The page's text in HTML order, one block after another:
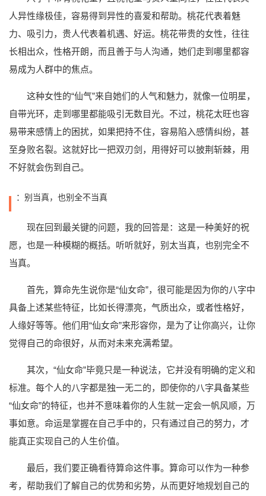
人异性缘极佳，容易得到异性的喜爱和帮助。桃花代表着魅
力、吸引力，贵人代表着机遇、好运。桃花带贵的女性，往往
长相出众，性格开朗，而且善于与人沟通，她们走到哪里都容
易成为人群中的焦点。
这种女性的“仙气”来自她们的人气和魅力，就像一位明星，
自带光环，走到哪里都能吸引无数目光。不过，桃花太旺也容
易带来感情上的困扰，如果把持不住，容易陷入感情纠纷，甚
至身败名裂。这就好比一把双刃剑，用得好可以披荆斩棘，用
不好就会伤到自己。
：别当真，也别全不当真
现在回到最关键的问题， 我的回答是：这是一种美好的祝
愿，也是一种模糊的概括。听听就好，别太当真，也别完全不
当真。
首先，算命先生说你是“仙女命”，很可能是因为你的八字中
具备上述某些特征，比如长得漂亮，气质出众，或者性格好，
人缘好等等。他们用“仙女命”来形容你，是为了让你高兴，让你
觉得自己的命很好，从而对未来充满希望。
其次，“仙女命”毕竟只是一种说法，它并没有明确的定义和
标准。每个人的八字都是独一无二的，即使你的八字具备某些
“仙女命”的特征，也并不意味着你的人生就一定会一帆风顺，万
事如意。命运是掌握在自己手中的，只有通过自己的努力，才
能真正实现自己的人生价值。
最后，我们要正确看待算命这件事。算命可以作为一种参
考，帮助我们了解自己的优势和劣势，从而更好地规划自己的